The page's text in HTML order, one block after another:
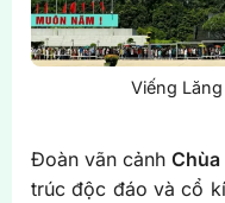
Viếng
Đoàn vãn cảnh
trúc độc đáo và cổ